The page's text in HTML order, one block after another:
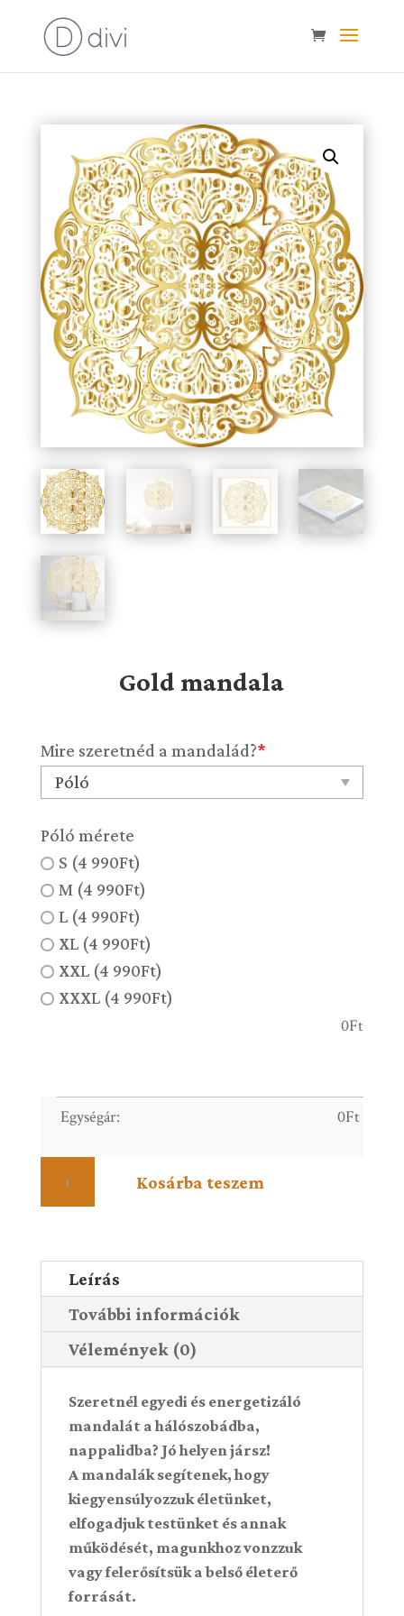
Gold mandala
Mire szeretnéd a mandalád?*
Póló mérete
S (4 990Ft)
M (4 990Ft)
L (4 990Ft)
XL (4 990Ft)
XXL (4 990Ft)
XXXL (4 990Ft)
0Ft
Egységár: 0Ft
mandala
mennyiség
Kosárba teszem
Leírás
További információk
Vélemények (0)
Szeretnél egyedi és energetizáló
mandalát a hálószobádba,
nappalidba? Jó helyen jársz!
A mandalák segítenek, hogy
kiegyensúlyozzuk életünket,
elfogadjuk testünket és annak
működését, magunkhoz vonzzuk
vagy felerősítsük a belső életerő
forrását.